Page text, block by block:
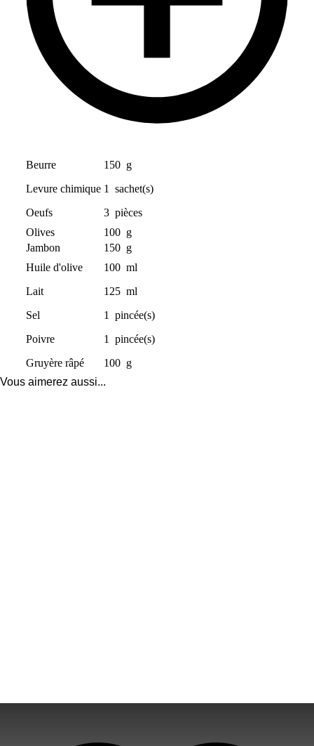
Beurre 150 g
Levure chimique 1
sachet(s)
Oeufs
3 pièces
Olives
100 g
Jambon
150 g
Huile d'olive
100 ml
Lait
125 ml
Sel
1
pincée(s)
Poivre
1
pincée(s)
Gruyère râpé
100 g
Vous aimerez aussi...